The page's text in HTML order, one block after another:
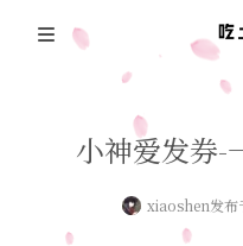
这是小神的第一
友の联
小神爱发券-
xiaoshen发